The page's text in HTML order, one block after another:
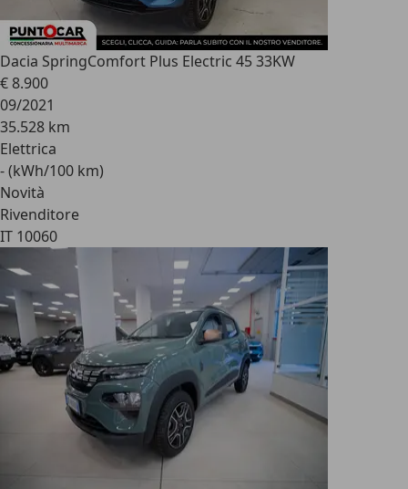
Dacia SpringComfort Plus Electric 45 33KW
€ 8.900
09/2021
35.528 km
Elettrica
- (kWh/100 km)
Novità
Rivenditore
IT 10060